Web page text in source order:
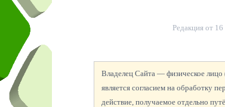
Редакция от 16
Владелец Сайта — физическое
является согласием на обработку
действие, получаемое отдельно